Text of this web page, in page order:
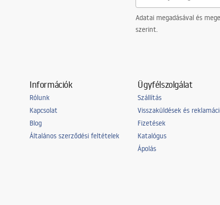
Adatai megadásával és
szerint.
Információk
Rólunk
Kapcsolat
Blog
Általános szerződési feltételek
Ügyfélszolgálat
Szállítás
Visszaküldések és
Fizetések
Katalógus
Ápolás